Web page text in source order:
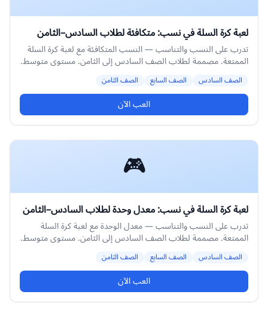
لعبة كرة السلة في نسب: متكافئة لطلاب السادس–الثامن
تدرب على النسب والتناسب — النسب المتكافئة مع لعبة كرة السلة
الممتعة. مصممة لطلاب الصف السادس إلى الثامن. مستوى متوسط.
الصف السادس الصف السابع الصف الثامن
العب الآن
🎮
لعبة كرة السلة في نسب: معدل وحدة لطلاب السادس–الثامن
تدرب على النسب والتناسب — معدل الوحدة مع لعبة كرة السلة
الممتعة. مصممة لطلاب الصف السادس إلى الثامن. مستوى متوسط.
الصف السادس الصف السابع الصف الثامن
العب الآن